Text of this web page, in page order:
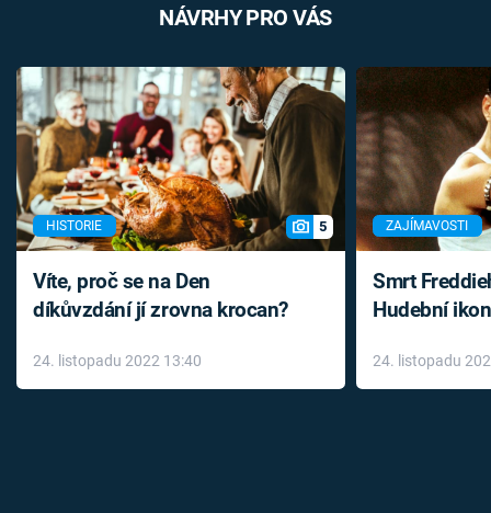
NÁVRHY PRO VÁS
HISTORIE 5
Víte, proč se na Den
díkůvzdání jí zrovna krocan?
24. listopadu 2022 13:40
ZAJÍMAVOSTI
Smrt
Hudební
léky
24. listopadu